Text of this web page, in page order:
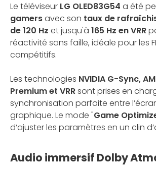
Le téléviseur LG OLED83G54 a été
gamersavec son taux de
de 120 Hz et jusqu'à 165 Hz en VRR
réactivité sans faille, idéale pour les
compétitifs.
Les technologies NVIDIA G-Sync,
Premium et VRRsont prises en
synchronisation parfaite entre
graphique. Le mode "Game
d’ajuster les paramètres en un clin
Audio immersif Dolby